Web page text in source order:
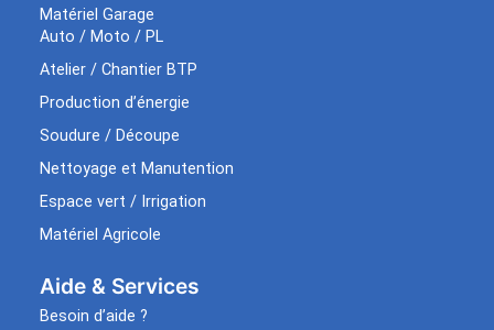
Matériel Garage
Auto / Moto / PL
Atelier / Chantier BTP
Production d’énergie
Soudure / Découpe
Nettoyage et Manutention
Espace vert / Irrigation
Matériel Agricole
Aide & Services​
Besoin d’aide ?